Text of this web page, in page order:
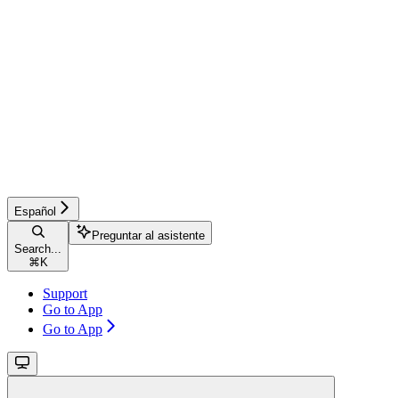
Español
Search...
⌘ K
Preguntar al asistente
Support
Go to App
Go to App